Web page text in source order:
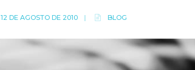
12 DE AGOSTO DE 2010 | BLOG